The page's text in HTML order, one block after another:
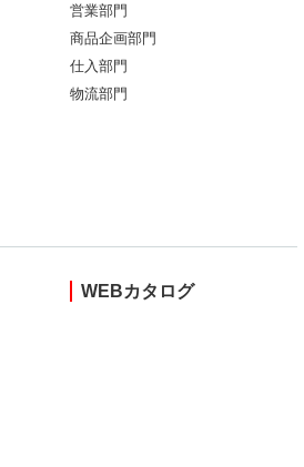
営業部門
商品企画部門
仕入部門
物流部門
WEBカタログ